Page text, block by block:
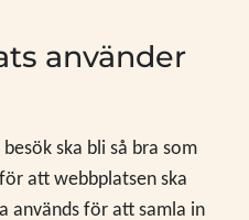
använder
ska bli så bra som
att webbplatsen ska
används för att samla in